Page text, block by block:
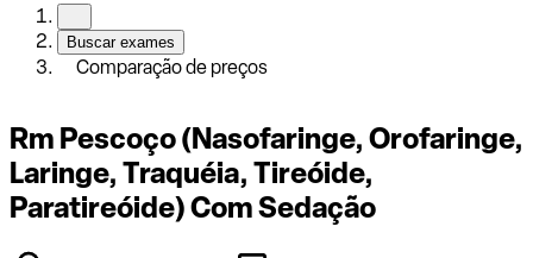
Buscar exames
Comparação de preços
Rm Pescoço (Nasofaringe, Orofaringe,
Laringe, Traquéia, Tireóide,
Paratireóide) Com Sedação